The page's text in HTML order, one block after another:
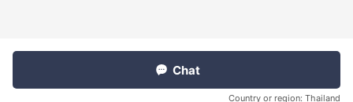
Chat
Country or region: Thailand